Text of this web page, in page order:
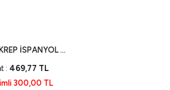
İSPANYOL ...
: 469,77 TL
300,00 TL